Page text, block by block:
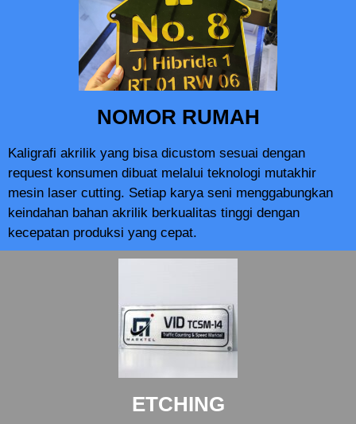
NOMOR RUMAH
Kaligrafi akrilik yang bisa dicustom sesuai dengan
request konsumen dibuat melalui teknologi mutakhir
mesin laser cutting. Setiap karya seni menggabungkan
keindahan bahan akrilik berkualitas tinggi dengan
kecepatan produksi yang cepat.
ETCHING